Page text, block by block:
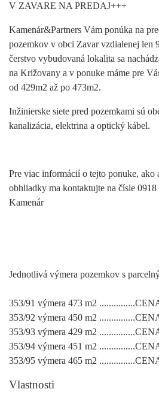
V ZAVARE NA PREDAJ+++
Kamenár&Partners Vám ponúka na
pozemkov v obci Zavar vzdialenej len
čerstvo vybudovaná lokalita sa
na Križovany a v ponuke máme pre
od 429m2 až po 473m2.
Inžinierske siete pred pozemkami sú
kanalizácia, elektrina a optický kábel.
Pre viac informácií o tejto ponuke, ako
obhliadky ma kontaktujte na čísle
Kamenár
Jednotlivá výmera pozemkov s
353/91 výmera 473 m2
353/92 výmera 450 m2
353/93 výmera 429 m2
353/94 výmera 451 m2
353/95 výmera 465 m2
Vlastnosti